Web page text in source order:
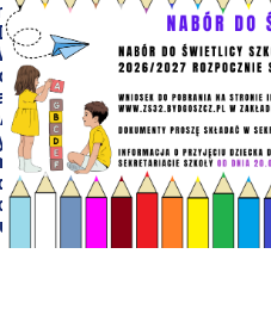
2.1
GSuite
PLANOWANIE
- Emeryci
Przyszłości
Cyfrowo
Małoletnich
wspierających